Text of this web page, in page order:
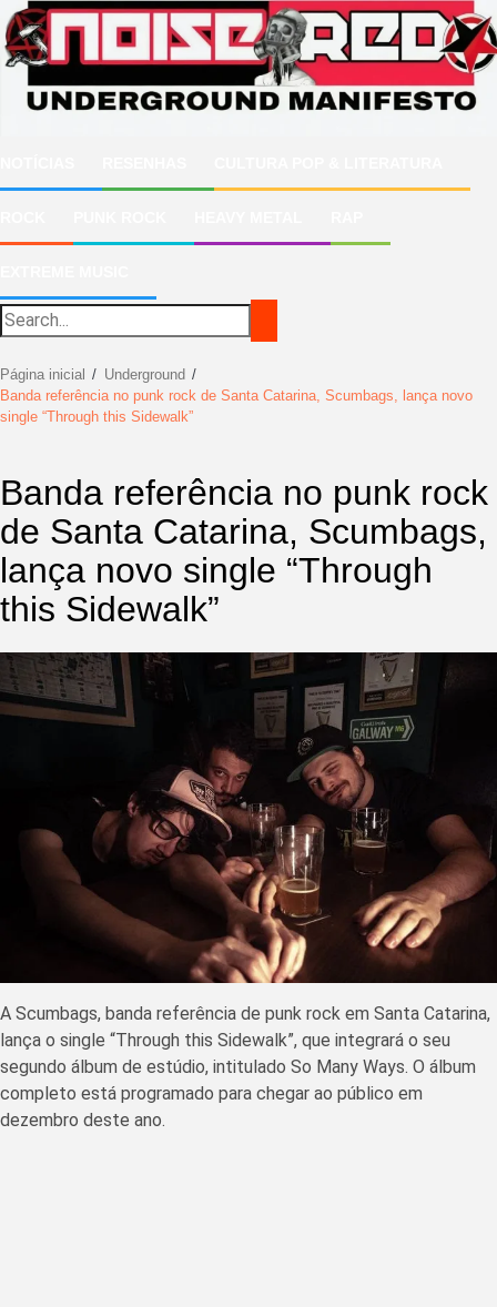
para
o
conteúdo
Página inicial
Underground
Banda referência no punk rock de Santa Catarina, Scumbags, lança novo
single “Through this Sidewalk”
Banda referência no punk rock
de Santa Catarina, Scumbags,
lança novo single “Through
this Sidewalk”
A Scumbags, banda referência de punk rock em Santa Catarina,
lança o single “Through this Sidewalk”, que integrará o seu
segundo álbum de estúdio, intitulado So Many Ways. O álbum
completo está programado para chegar ao público em
dezembro deste ano.